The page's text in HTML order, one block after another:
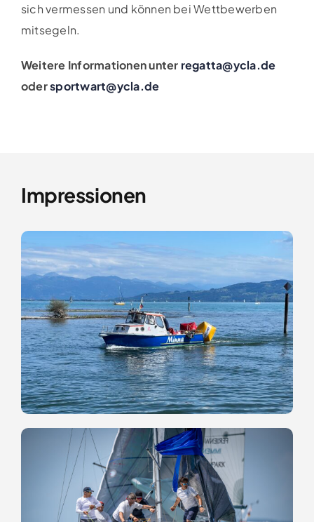
sich vermessen und können bei Wettbewerben
mitsegeln.
Weitere Informationen unter regatta@ycla.de
odersportwart@ycla.de
Impressionen